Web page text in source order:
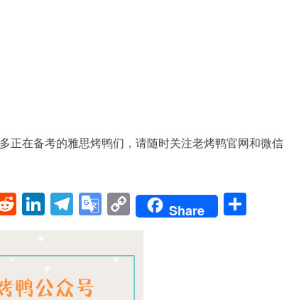
正在备考的雅思烤鸭们，请随时关注老烤鸭官网和微信
RedditLinkedIn
Telegram
Google
CopyShare